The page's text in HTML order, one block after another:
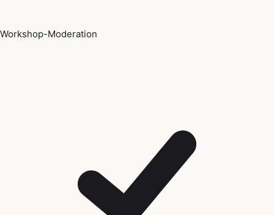
Workshop-Moderation